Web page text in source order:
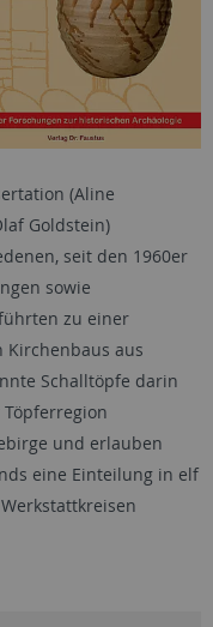
(Aline
Goldstein)
seit den 1960er
sowie
zu einer
aus
Schalltöpfe darin
und erlauben
eine Einteilung in elf